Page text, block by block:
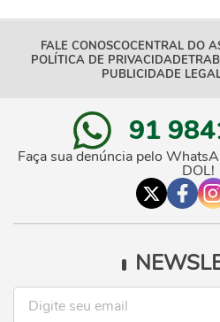
FALE CONOSCOCENTRAL DO
POLÍTICA DE PRIVACIDADE
PUBLICIDADE
91
Faça sua denúncia pelo
DOL!